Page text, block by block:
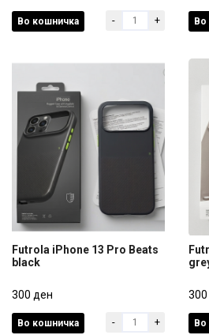
300 ден
Во кошничка - + Во
black
300 ден
Futrola iPhone 13 Pro Beats
black
300 ден
Во кошничка - + Во